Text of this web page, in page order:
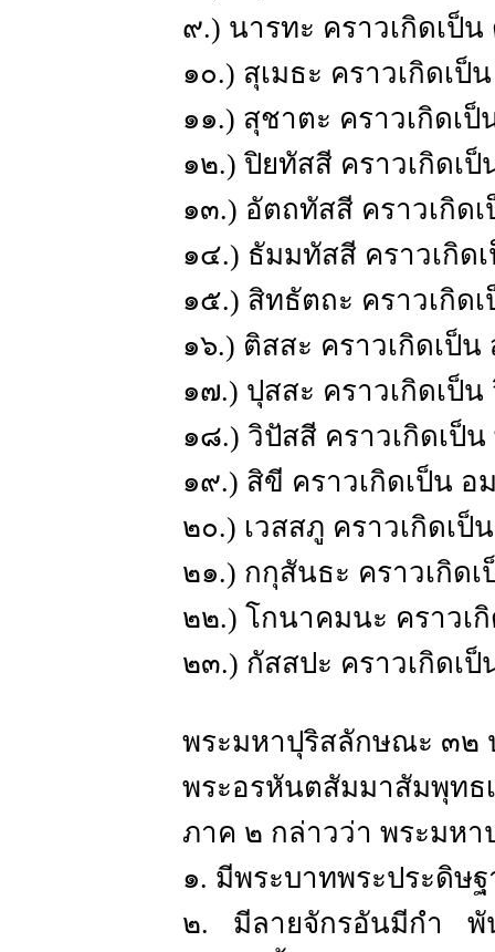
๙.) นารทะ คราวเกิดเ
๑๐.) สุเมธะ คราวเกิดเ
๑๑.) สุชาตะ คราวเกิดเป็
๑๒.) ปิยทัสสี คราวเกิดเ
๑๓.) อัตถทัสสี คราวเกิด
๑๔.) ธัมมทัสสี คราวเกิด
๑๕.) สิทธัตถะ คราวเกิด
๑๖.) ติสสะ คราวเกิดเป็
๑๗.) ปุสสะ คราวเกิดเป็
๑๘.) วิปัสสี คราวเกิดเป็
๑๙.) สิขี คราวเกิดเป็น
๒๐.) เวสสภู คราวเกิดเ
๒๑.) กกุสันธะ คราวเกิดเ
๒๒.) โกนาคมนะ คราวเ
๒๓.) กัสสปะ คราวเกิดเ
พระมหาปุริสลักษณะ ๓๒
พระอรหันตสัมมาสัมพุท
ภาค ๒ กล่าวว่า พระมห
๑. มีพระบาทพระประดิษ
๒. มีลายจักรอันมีกำ